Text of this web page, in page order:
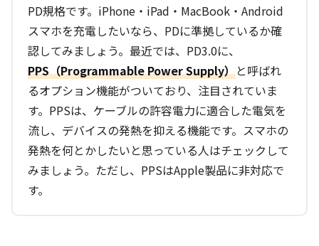
PD規格です。iPhone・iPad・MacBook・Android
スマホを充電したいなら、PDに準拠しているか確
認してみましょう。最近では、PD3.0に、
PPS（Programmable Power Supply）と呼ばれ
るオプション機能がついており、注目されていま
す。PPSは、ケーブルの許容電力に適合した電気を
流し、デバイスの発熱を抑える機能です。スマホの
発熱を何とかしたいと思っている人はチェックして
みましょう。ただし、PPSはApple製品に非対応で
す。